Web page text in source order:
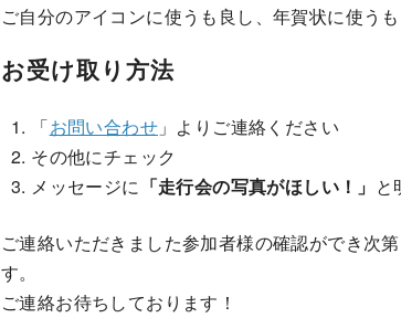
ご自分のアイコンに使うも良し、年賀状に使う
お受け取り方法
「お問い合わせ 」よりご連絡ください
その他にチェック
メッセージに 「走行会の写真がほしい！」 と
ご連絡いただきました参加者様の確認ができ次
す。
ご連絡お待ちしております！